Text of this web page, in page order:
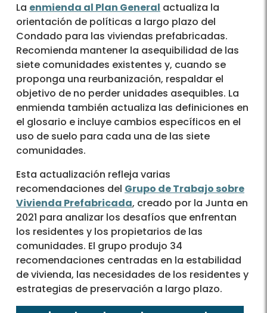
La enmienda al Plan General actualiza la
orientación de políticas a largo plazo del
Condado para las viviendas prefabricadas.
Recomienda mantener la asequibilidad de las
siete comunidades existentes y, cuando se
proponga una reurbanización, respaldar el
objetivo de no perder unidades asequibles. La
enmienda también actualiza las definiciones en
el glosario e incluye cambios específicos en el
uso de suelo para cada una de las siete
comunidades.
Esta actualización refleja varias
recomendaciones del Grupo de Trabajo sobre
Vivienda Prefabricada, creado por la Junta en
2021 para analizar los desafíos que enfrentan
los residentes y los propietarios de las
comunidades. El grupo produjo 34
recomendaciones centradas en la estabilidad
de vivienda, las necesidades de los residentes y
estrategias de preservación a largo plazo.